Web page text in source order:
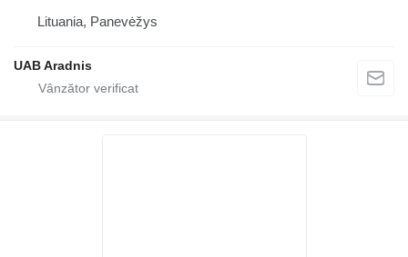
Lituania, Panevėžys
UAB Aradnis